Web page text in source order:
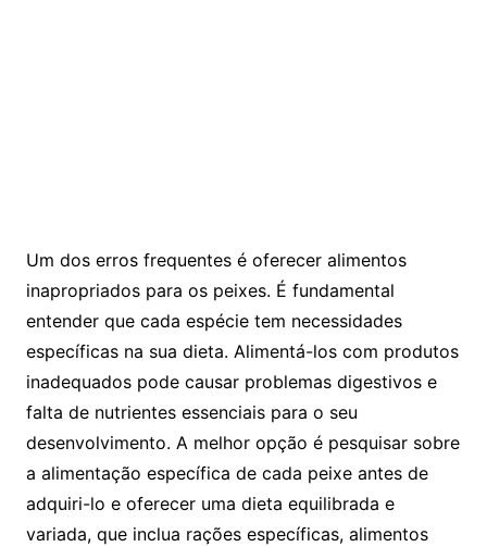
Um dos ‌erros frequentes é oferecer⁤ alimentos
inapropriados para⁤ os peixes.⁣ É fundamental
entender que cada espécie tem ⁢necessidades
⁣específicas⁤ na sua dieta. Alimentá-los ​com produtos
inadequados pode ⁢causar problemas digestivos e⁣
falta de nutrientes essenciais para⁣ o‍ seu
desenvolvimento.​ A melhor opção‍ é pesquisar sobre
a ‌alimentação ⁤específica de cada peixe antes de
adquiri-lo‌ e oferecer uma ⁣dieta equilibrada e
variada, que inclua rações⁣ específicas,⁢ alimentos